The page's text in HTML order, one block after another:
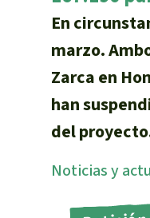
En
marzo.
Zarca en
han
del
Noti­cias y